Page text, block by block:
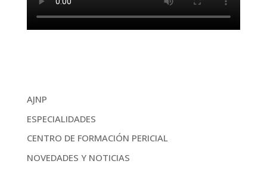
AJNP
ESPECIALIDADES
CENTRO DE FORMACIÓN PERICIAL
NOVEDADES Y NOTICIAS